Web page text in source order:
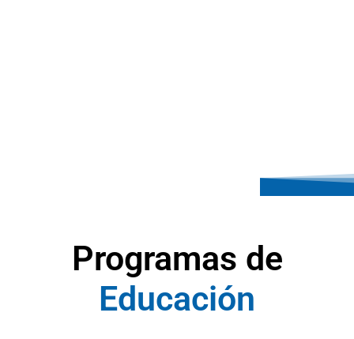
Programas de
ucaciónAy